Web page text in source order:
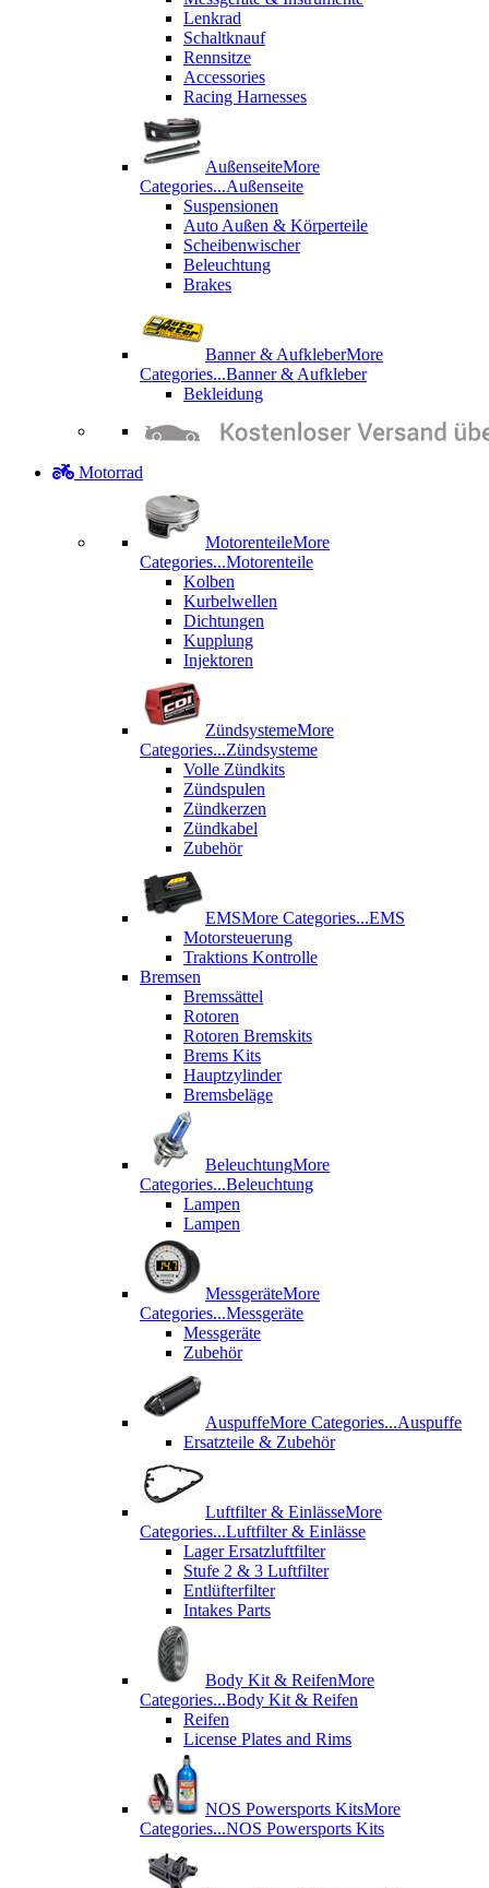
Lenkrad
Schaltknauf
Rennsitze
Accessories
Racing Harnesses
AußenseiteMore
Categories...Außenseite
Suspensionen
Auto Außen & Körperteile
Scheibenwischer
Beleuchtung
Brakes
Banner & AufkleberMore
Categories...Banner & Aufkleber
Bekleidung
Motorrad
MotorenteileMore
Categories...Motorenteile
Kolben
Kurbelwellen
Dichtungen
Kupplung
Injektoren
ZündsystemeMore
Categories...Zündsysteme
Volle Zündkits
Zündspulen
Zündkerzen
Zündkabel
Zubehör
EMSMore Categories...EMS
Motorsteuerung
Traktions Kontrolle
Bremsen
Bremssättel
Rotoren
Rotoren Bremskits
Brems Kits
Hauptzylinder
Bremsbeläge
BeleuchtungMore
Categories...Beleuchtung
Lampen
Lampen
MessgeräteMore
Categories...Messgeräte
Messgeräte
Zubehör
AuspuffeMore Categories...Auspuffe
Ersatzteile & Zubehör
Luftfilter & EinlässeMore
Categories...Luftfilter & Einlässe
Lager Ersatzluftfilter
Stufe 2 & 3 Luftfilter
Entlüfterfilter
Intakes Parts
Body Kit & ReifenMore
Categories...Body Kit & Reifen
Reifen
License Plates and Rims
NOS Powersports KitsMore
Categories...NOS Powersports Kits